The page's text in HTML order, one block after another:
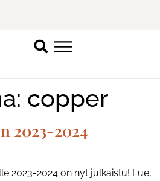
copper
2023-2024
2023-2024 on nyt julkaistu! Lue,